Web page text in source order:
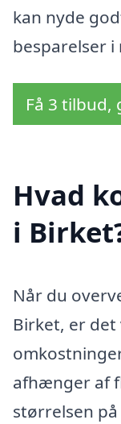
kan nyde
besparelser i
Få 3
Hvad
i
Når du
Birket, er
afhænger af
størrelsen